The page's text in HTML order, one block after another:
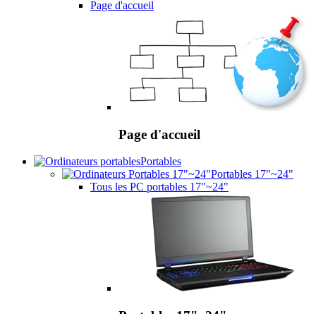
Page d'accueil
Page d'accueil
Portables
Portables 17"~24"
Tous les PC portables 17"~24"